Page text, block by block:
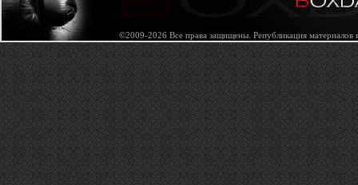
©2009-2026 Все права защищены. Републикация материалов